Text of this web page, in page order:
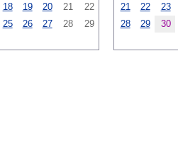
18 19 20 21
22
25 26 27 28
29
21
22 23
28
29 30